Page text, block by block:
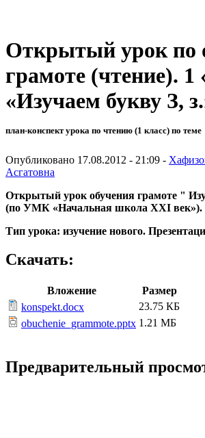
Открытый урок по
грамоте (чтение). 1
«Изучаем букву З,
план-конспект урока по чтению (1 класс) по теме
Опубликовано 17.08.2012 - 21:09 -
Асгатовна
Открытый урок обучения грамоте "
(по УМК «Начальная школа XXI век»).
Тип урока: изучение нового.
Скачать:
Вложение
Размер
konspekt.docx
23.75 КБ
obuchenie_grammote.pptx 1.21 МБ
Предварительный